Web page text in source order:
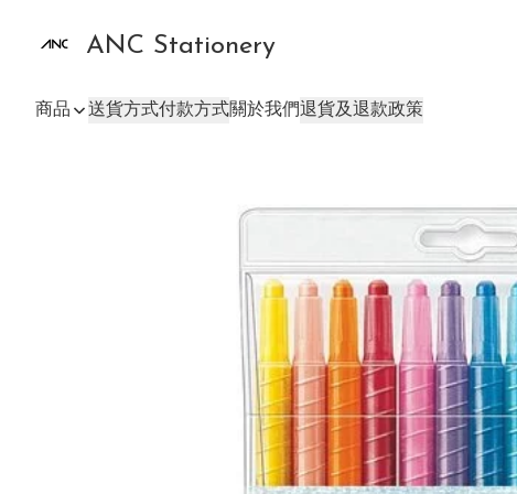
ANC Stationery
商品 送貨方式付款方式關於我們退貨及退款政策